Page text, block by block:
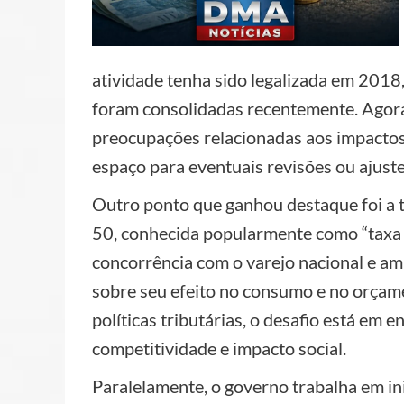
atividade tenha sido legalizada em
foram consolidadas recentemente.
preocupações relacionadas aos
espaço para eventuais revisões ou
Outro ponto que ganhou destaque foi
50, conhecida popularmente como
concorrência com o varejo nacional e
sobre seu efeito no consumo e no
políticas tributárias, o desafio está em
competitividade e impacto social.
Paralelamente, o governo trabalha em